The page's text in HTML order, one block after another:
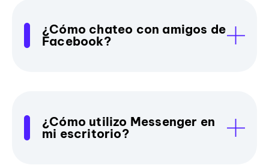
¿Cómo chateo con amigos de
Facebook?
¿Cómo utilizo Messenger en
mi escritorio?